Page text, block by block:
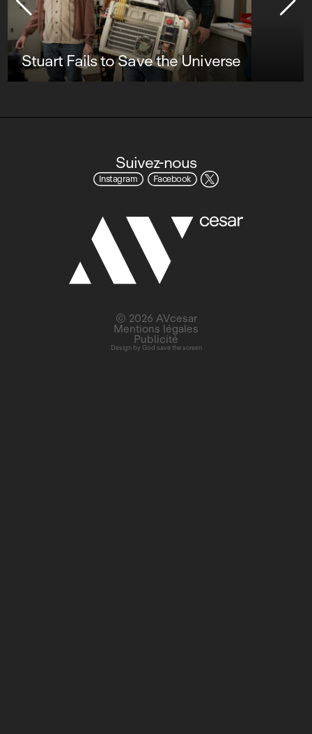
Stuart Fails to Save the Universe
Suivez-nous
Instagram Facebook
Design by God save the screen
© 2026 AVcesar
Mentions légales
Publicité